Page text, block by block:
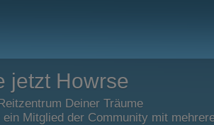
jetzt Howrse
Deiner Träume
ein Mitglied der Community mit